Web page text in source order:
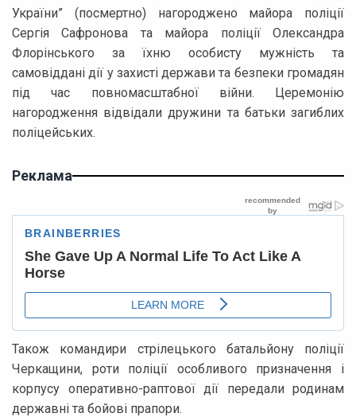
України” (посмертно) нагороджено майора поліції
Сергія Сафронова та майора поліції Олександра
Флорінського за їхню особисту мужність та
самовіддані дії у захисті держави та безпеки громадян
під час повномасштабної війни. Церемонію
нагородження відвідали дружини та батьки загиблих
поліцейських.
Реклама
Також командири стрілецького батальйону поліції
Черкащини, роти поліції особливого призначення і
корпусу оперативно-раптової дії передали родинам
державні та бойові прапори.